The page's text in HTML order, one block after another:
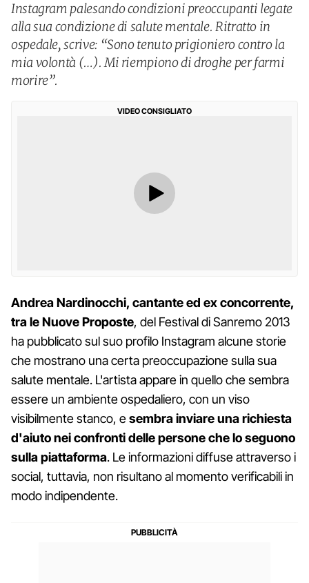
Instagram palesando condizioni preoccupanti legate
alla sua condizione di salute mentale. Ritratto in
ospedale, scrive: “Sono tenuto prigioniero contro la
mia volontà (…). Mi riempiono di droghe per farmi
morire”.
VIDEO CONSIGLIATO
Andrea Nardinocchi, cantante ed ex concorrente,
tra le Nuove Proposte, del Festival di Sanremo 2013
ha pubblicato sul suo profilo Instagram alcune storie
che mostrano una certa preoccupazione sulla sua
salute mentale. L'artista appare in quello che sembra
essere un ambiente ospedaliero, con un viso
visibilmente stanco, esembra inviare una richiesta
d'aiuto nei confronti delle persone che lo seguono
sulla piattaforma. Le informazioni diffuse attraverso i
social, tuttavia, non risultano al momento verificabili in
modo indipendente.